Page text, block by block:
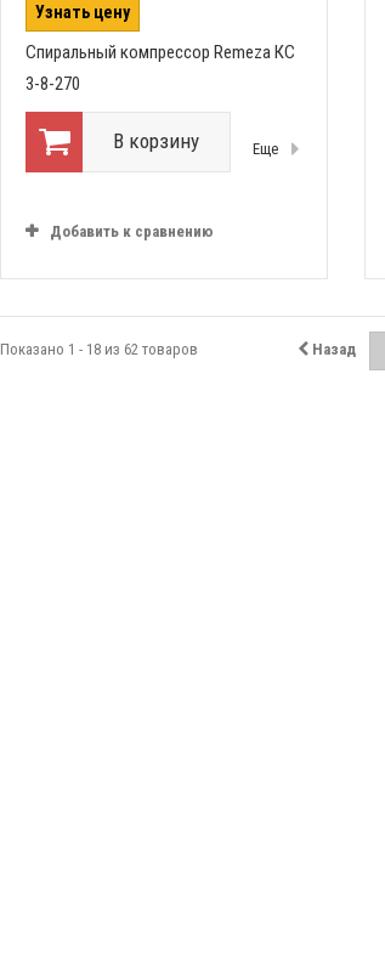
Узнать цену
Спиральный компрессор Remeza КС
3-8-270
В корзину Еще
Добавить к сравнению
Назад
Показано 1 - 18 из 62 товаров